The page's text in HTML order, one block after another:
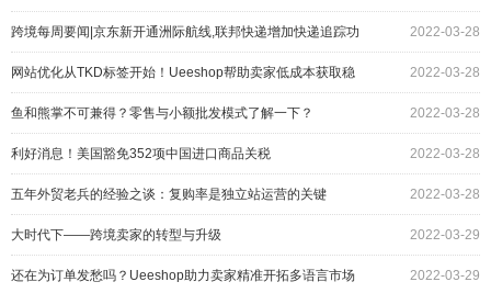
跨境每周要闻|京东新开通洲际航线,联邦快递增加快递追踪功
能
2022-03-28
网站优化从TKD标签开始！Ueeshop帮助卖家低成本获取稳
定流量
2022-03-28
鱼和熊掌不可兼得？零售与小额批发模式了解一下？ 2022-03-28
利好消息！美国豁免352项中国进口商品关税 2022-03-28
五年外贸老兵的经验之谈：复购率是独立站运营的关键 2022-03-28
大时代下——跨境卖家的转型与升级 2022-03-29
还在为订单发愁吗？Ueeshop助力卖家精准开拓多语言市场 2022-03-29